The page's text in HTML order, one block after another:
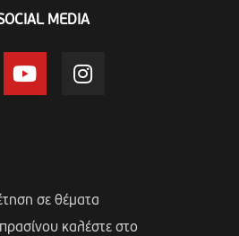
MEDIA
σε θέματα
καλέστε στο